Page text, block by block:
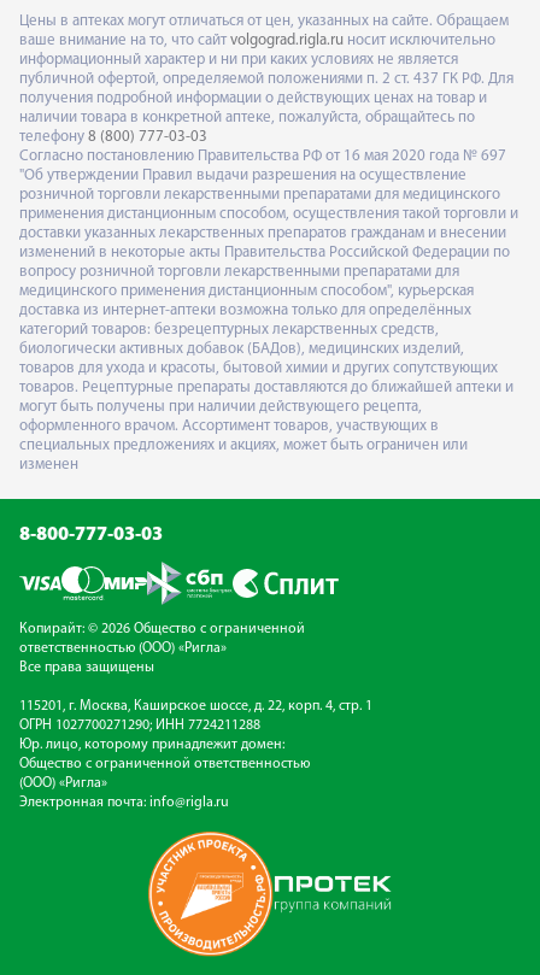
Цены в аптеках могут отличаться от цен, указанных на сайте. Обращаем
ваше внимание на то, что сайт volgograd.rigla.ru носит исключительно
информационный характер и ни при каких условиях не является
публичной офертой, определяемой положениями п. 2 ст. 437 ГК РФ. Для
получения подробной информации о действующих ценах на товар и
наличии товара в конкретной аптеке, пожалуйста, обращайтесь по
телефону 8 (800) 777-03-03
Согласно постановлению Правительства РФ от 16 мая 2020 года № 697
"Об утверждении Правил выдачи разрешения на осуществление
розничной торговли лекарственными препаратами для медицинского
применения дистанционным способом, осуществления такой торговли и
доставки указанных лекарственных препаратов гражданам и внесении
изменений в некоторые акты Правительства Российской Федерации по
вопросу розничной торговли лекарственными препаратами для
медицинского применения дистанционным способом", курьерская
доставка из интернет-аптеки возможна только для определённых
категорий товаров: безрецептурных лекарственных средств,
биологически активных добавок (БАДов), медицинских изделий,
товаров для ухода и красоты, бытовой химии и других сопутствующих
товаров. Рецептурные препараты доставляются до ближайшей аптеки и
могут быть получены при наличии действующего рецепта,
оформленного врачом. Ассортимент товаров, участвующих в
специальных предложениях и акциях, может быть ограничен или
изменен
8-800-777-03-03
Копирайт: © 2026 Общество с ограниченной
ответственностью (ООО) «Ригла»
Все права защищены
115201, г. Москва, Каширское шоссе, д. 22, корп. 4, стр. 1
ОГРН 1027700271290; ИНН 7724211288
Юр. лицо, которому принадлежит домен:
Общество с ограниченной ответственностью
(ООО) «Ригла»
Электронная почта: info@rigla.ru